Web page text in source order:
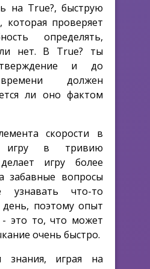
на True?, быструю
которая проверяет
определять,
нет. В True? ты
и до
должен
ли оно фактом
скорости в
игру в тривию
игру более
забавные вопросы
узнавать что-то
поэтому опыт
это то, что может
очень быстро.
знания, играя на